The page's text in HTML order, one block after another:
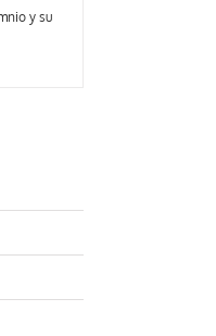
y su